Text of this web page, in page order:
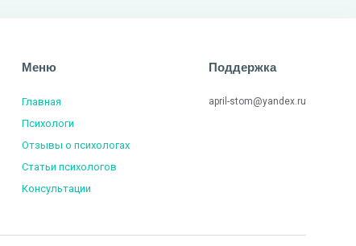
Меню
Главная
Психологи
Отзывы о психологах
Статьи психологов
Консультации
Поддержка
april-stom@yandex.ru